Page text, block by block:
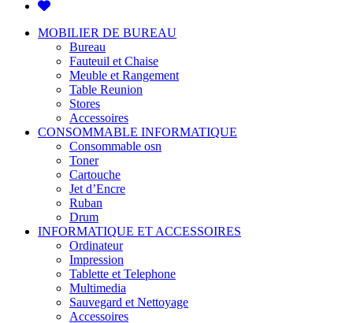
MOBILIER DE BUREAU
Bureau
Fauteuil et Chaise
Meuble et Rangement
Table Reunion
Stores
Accessoires
CONSOMMABLE INFORMATIQUE
Consommable osn
Toner
Cartouche
Jet d’Encre
Ruban
Drum
INFORMATIQUE ET ACCESSOIRES
Ordinateur
Impression
Tablette et Telephone
Multimedia
Sauvegard et Nettoyage
Accessoires